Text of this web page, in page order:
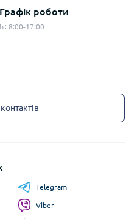
Графік роботи
8:00-17:00
Telegram
Viber